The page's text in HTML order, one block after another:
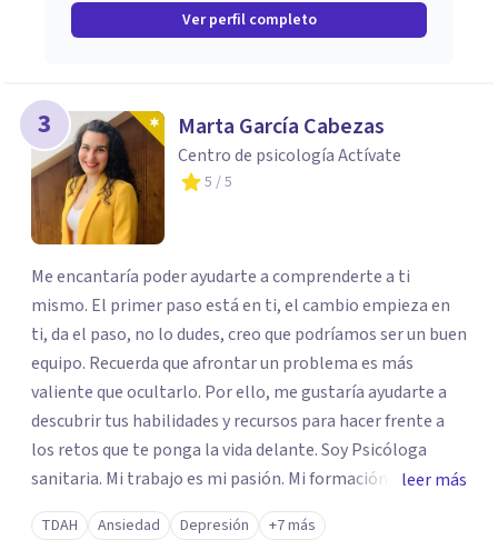
Ver perfil completo
3 Marta García Cabezas
Centro de psicología Actívate
5 / 5
Me encantaría poder ayudarte a comprenderte a ti
mismo. El primer paso está en ti, el cambio empieza en
ti, da el paso, no lo dudes, creo que podríamos ser un buen
equipo. Recuerda que afrontar un problema es más
valiente que ocultarlo. Por ello, me gustaría ayudarte a
descubrir tus habilidades y recursos para hacer frente a
los retos que te ponga la vida delante. Soy Psicóloga
sanitaria. Mi trabajo es mi pasión. Mi formación siempre
ha ido encaminada a la población infanto-juvenil,
Adultos, familias y parejas, y en trauma, desde una
leer más
TDAH Ansiedad Depresión +7 más